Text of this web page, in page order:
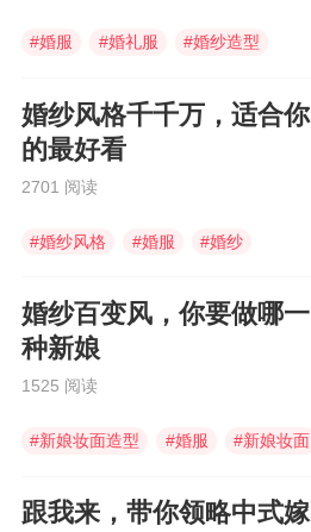
#婚服 #婚礼服 #婚纱造型
婚纱风格千千万，适合你
的最好看
2701 阅读
#婚纱风格 #婚服 #婚纱
婚纱百变风，你要做哪一
种新娘
1525 阅读
#新娘妆面造型 #婚服 #新娘妆面
跟我来，带你领略中式嫁